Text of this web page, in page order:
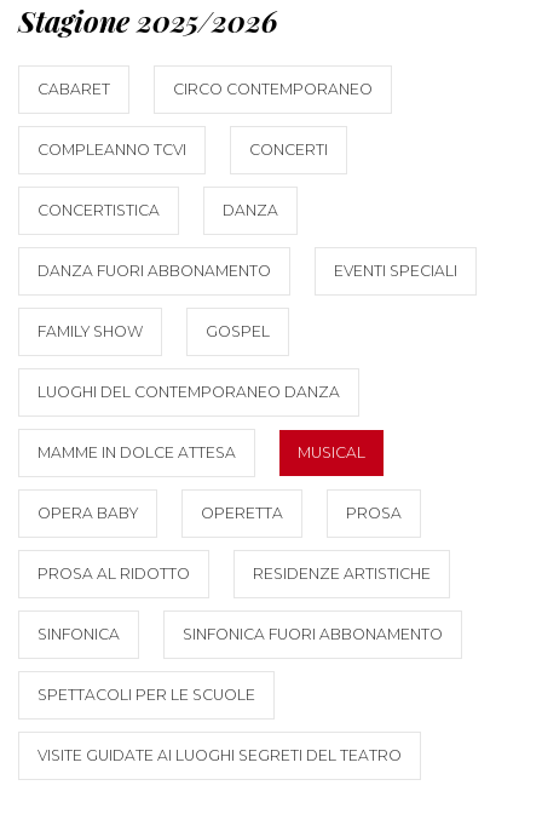
Stagione 2025/2026
CABARET CIRCO CONTEMPORANEO
COMPLEANNO TCVI CONCERTI
CONCERTISTICA DANZA
DANZA FUORI ABBONAMENTO EVENTI SPECIALI
FAMILY SHOW GOSPEL
LUOGHI DEL CONTEMPORANEO DANZA
MAMME IN DOLCE ATTESA MUSICAL
OPERA BABY OPERETTA PROSA
PROSA AL RIDOTTO RESIDENZE ARTISTICHE
SINFONICA SINFONICA FUORI ABBONAMENTO
SPETTACOLI PER LE SCUOLE
VISITE GUIDATE AI LUOGHI SEGRETI DEL TEATRO